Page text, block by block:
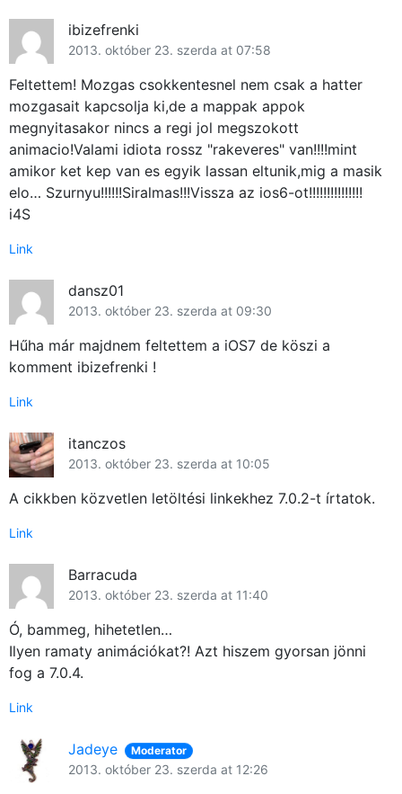
ibizefrenki
2013. október 23. szerda at 07:58
Feltettem! Mozgas csokkentesnel nem csak a hatter
mozgasait kapcsolja ki,de a mappak appok
megnyitasakor nincs a regi jol megszokott
animacio!Valami idiota rossz "rakeveres" van!!!!mint
amikor ket kep van es egyik lassan eltunik,mig a masik
elo… Szurnyu!!!!!!Siralmas!!!Vissza az ios6-ot!!!!!!!!!!!!!!!
i4S
Link
dansz01
2013. október 23. szerda at 09:30
Hűha már majdnem feltettem a iOS7 de köszi a
komment ibizefrenki !
Link
itanczos
2013. október 23. szerda at 10:05
A cikkben közvetlen letöltési linkekhez 7.0.2-t írtatok.
Link
Barracuda
2013. október 23. szerda at 11:40
Ó, bammeg, hihetetlen…
Ilyen ramaty animációkat?! Azt hiszem gyorsan jönni
fog a 7.0.4.
Link
Jadeye Moderator
2013. október 23. szerda at 12:26